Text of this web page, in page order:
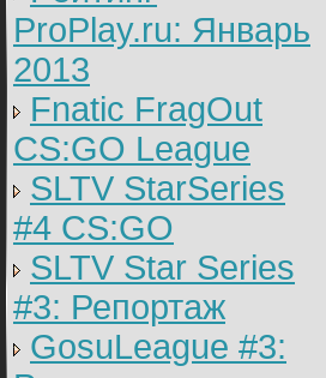
ProPlay.ru: Январь
2013
Fnatic FragOut
CS:GO League
SLTV StarSeries
#4 CS:GO
SLTV Star Series
#3: Репортаж
GosuLeague #3: